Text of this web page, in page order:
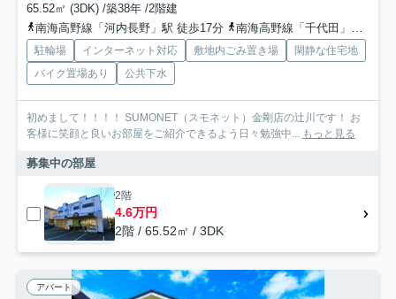
65.52㎡ (3DK) /築38年 /2階建
南海高野線「河内長野」駅 徒歩17分
南海高野線「千代田」駅
駐輪場 インターネット対応 敷地内ごみ置き場
閑静な住宅地
バイク置場あり
公共下水
初めまして！！！！ SUMONET（スモネット）金剛店の辻川です！ お
客様に笑顔と良いお部屋をご紹介できるよう日々勉強中... もっと見る
募集中の部屋
2階
4.6万円
2階 / 65.52㎡ / 3DK
アパート